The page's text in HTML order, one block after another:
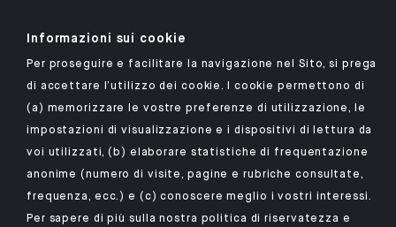
Scarica l'app Indosuez
NOTE LEGALI
Informazioni sui cookie
Per proseguire e facilitare la navigazione nel Sito, si prega
di accettare l’utilizzo dei cookie. I cookie permettono di
(a) memorizzare le vostre preferenze di utilizzazione, le
impostazioni di visualizzazione e i dispositivi di lettura da
voi utilizzati, (b) elaborare statistiche di frequentazione
anonime (numero di visite, pagine e rubriche consultate,
frequenza, ecc.) e (c) conoscere meglio i vostri interessi.
Per sapere di più sulla nostra politica di riservatezza e